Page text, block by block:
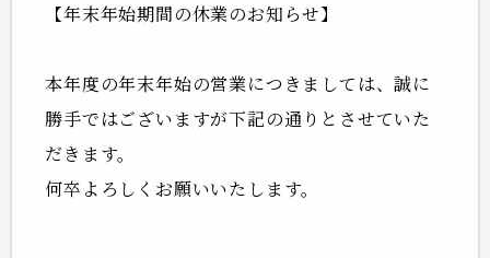
【年末年始期間の休業のお知らせ】
本年度の年末年始の営業につきましては、誠に
勝手ではございますが下記の通りとさせていた
だきます。
何卒よろしくお願いいたします。